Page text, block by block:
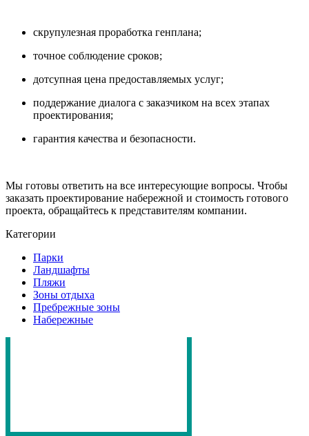
скрупулезная проработка генплана;
точное соблюдение сроков;
дотсупная цена предоставляемых услуг;
поддержание диалога с заказчиком на всех этапах
проектирования;
гарантия качества и безопасности.
Мы готовы ответить на все интересующие вопросы. Чтобы
заказать проектирование набережной и стоимость готового
проекта, обращайтесь к представителям компании.
Категории
Парки
Ландшафты
Пляжи
Зоны отдыха
Пребрежные зоны
Набережные